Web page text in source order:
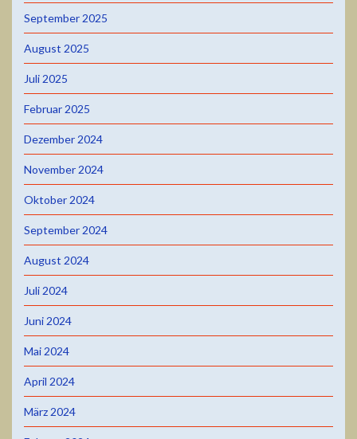
September 2025
August 2025
Juli 2025
Februar 2025
Dezember 2024
November 2024
Oktober 2024
September 2024
August 2024
Juli 2024
Juni 2024
Mai 2024
April 2024
März 2024